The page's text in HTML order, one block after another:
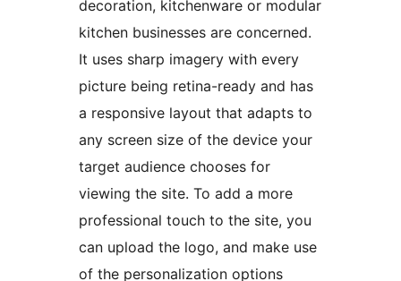
decoration, kitchenware or modular
kitchen businesses are concerned.
It uses sharp imagery with every
picture being retina-ready and has
a responsive layout that adapts to
any screen size of the device your
target audience chooses for
viewing the site. To add a more
professional touch to the site, you
can upload the logo, and make use
of the personalization options